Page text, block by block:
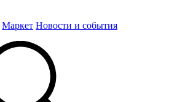
Маркет Новости и события